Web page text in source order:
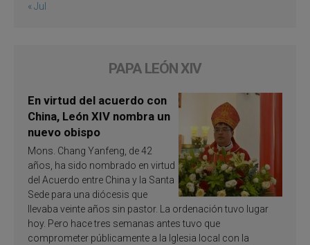
« Jul
PAPA LEÓN XIV
En virtud del acuerdo con
China, León XIV nombra un
nuevo obispo
Mons. Chang Yanfeng, de 42
años, ha sido nombrado en virtud
del Acuerdo entre China y la Santa
Sede para una diócesis que
llevaba veinte años sin pastor. La ordenación tuvo lugar
hoy. Pero hace tres semanas antes tuvo que
comprometer públicamente a la Iglesia local con la